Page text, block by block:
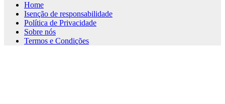
Home
Isenção de responsabilidade
Política de Privacidade
Sobre nós
Termos e Condições